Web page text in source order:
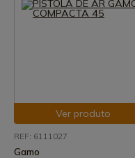
Ver produto
REF: 6111027
Gamo